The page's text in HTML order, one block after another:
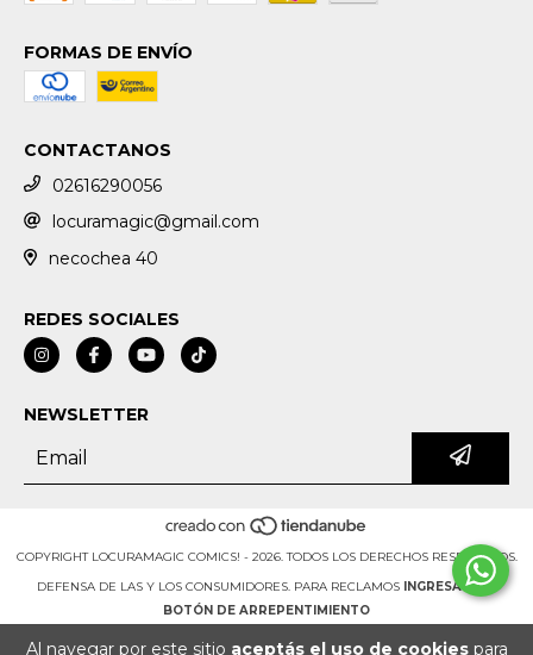
Al navegar por este sitio aceptás el uso de cookiespara
FORMAS DE ENVÍO
CONTACTANOS
02616290056
locuramagic@gmail.com
necochea 40
REDES SOCIALES
NEWSLETTER
COPYRIGHT LOCURAMAGIC COMICS! - 2026. TODOS LOS DERECHOS RESERVADOS.
DEFENSA DE LAS Y LOS CONSUMIDORES. PARA RECLAMOS
INGRESÁ ACÁ.
BOTÓN DE ARREPENTIMIENTO